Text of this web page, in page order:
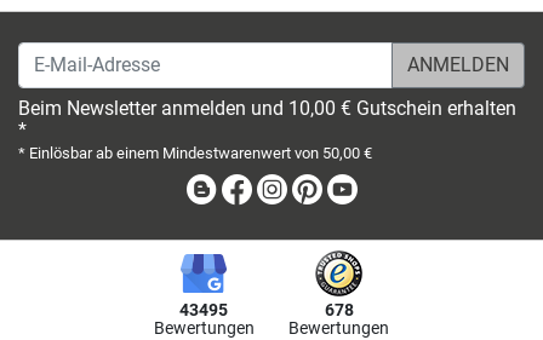
E-Mail-Adresse
Beim Newsletter anmelden und 10,00 € Gutschein erhalten
*
* Einlösbar ab einem Mindestwarenwert von 50,00 €
BlogFacebook
Instagram
Pinterest
43495
Bewertungen
678
Bewertungen